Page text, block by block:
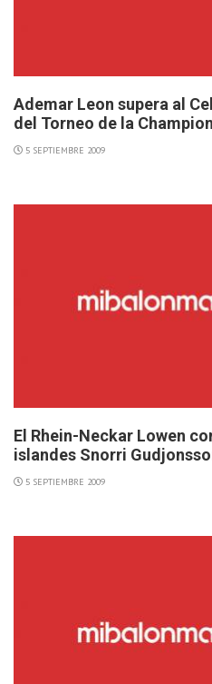
Ademar Leon supera al
del Torneo de la
5 SEPTIEMBRE 2009
El Rhein-Neckar Lowen
islandes Snorri
5 SEPTIEMBRE 2009